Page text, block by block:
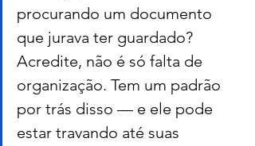
procurando um documento
que jurava ter guardado?
Acredite, não é só falta de
organização. Tem um padrão
por trás disso — e ele pode
estar travando até suas